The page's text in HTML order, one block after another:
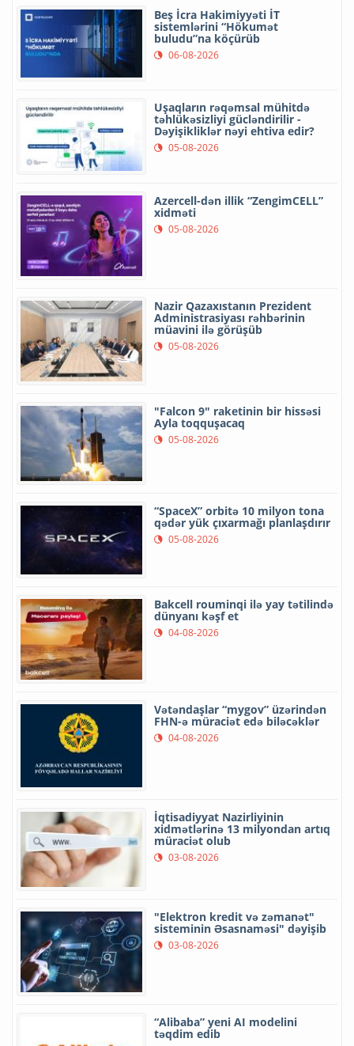
Beş İcra Hakimiyyəti İT
sistemlərini “Hökumət
buludu”na köçürüb
06-08-2026
Uşaqların rəqəmsal mühitdə
təhlükəsizliyi gücləndirilir -
Dəyişikliklər nəyi ehtiva edir?
05-08-2026
Azercell-dən illik “ZengimCELL”
xidməti
05-08-2026
Nazir Qazaxıstanın Prezident
Administrasiyası rəhbərinin
müavini ilə görüşüb
05-08-2026
"Falcon 9" raketinin bir hissəsi
Ayla toqquşacaq
05-08-2026
“SpaceX” orbitə 10 milyon tona
qədər yük çıxarmağı planlaşdırır
05-08-2026
Bakcell rouminqi ilə yay tətilində
dünyanı kəşf et
04-08-2026
Vətəndaşlar “mygov” üzərindən
FHN-ə müraciət edə biləcəklər
04-08-2026
İqtisadiyyat Nazirliyinin
xidmətlərinə 13 milyondan artıq
müraciət olub
03-08-2026
"Elektron kredit və zəmanət"
sisteminin Əsasnaməsi" dəyişib
03-08-2026
“Alibaba” yeni AI modelini
təqdim edib